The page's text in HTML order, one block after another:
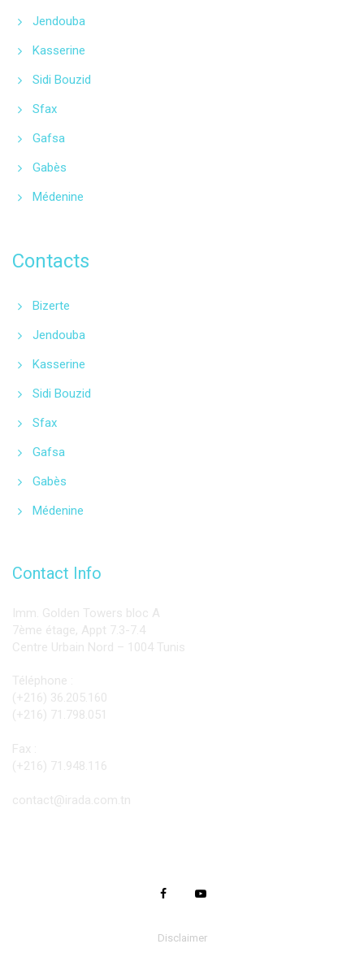
Jendouba
Kasserine
Sidi Bouzid
Sfax
Gafsa
Gabès
Médenine
Contacts
Bizerte
Jendouba
Kasserine
Sidi Bouzid
Sfax
Gafsa
Gabès
Médenine
Contact Info
Imm. Golden Towers bloc A
7ème étage, Appt 7.3-7.4
Centre Urbain Nord – 1004 Tunis
Téléphone :
(+216) 36.205.160
(+216) 71.798.051
Fax :
(+216) 71.948.116
contact@irada.com.tn
Disclaimer